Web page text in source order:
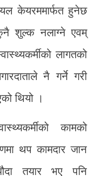
केयरममार्फत हुनेछ
शुल्क नलाग्ने एवम्
लागतको
नै गर्ने गरी
थियो ।
कामको
थप कामदार जान
तयार भए पनि